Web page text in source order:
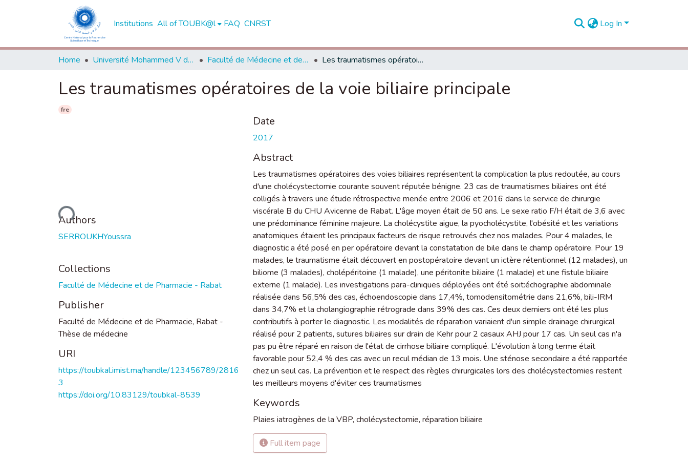
Institutions All of TOUBK@l FAQ CNRST Log In
Home Université Mohammed V de Rabat Faculté de Médecine et de Pharmacie - Rabat Les traumatismes opératoires de la voie biliaire principale
Les traumatismes opératoires de la voie biliaire principale
fre
Loading...
Authors
SERROUKHYoussra
Collections
Faculté de Médecine et de Pharmacie - Rabat
Publisher
Faculté de Médecine et de Pharmacie, Rabat -
Thèse de médecine
URI
https://toubkal.imist.ma/handle/123456789/2816
3
https://doi.org/10.83129/toubkal-8539
Date
2017
Abstract
Les traumatismes opératoires des voies biliaires représentent la complication la plus redoutée, au cours
d'une cholécystectomie courante souvent réputée bénigne. 23 cas de traumatismes biliaires ont été
colligés à travers une étude rétrospective menée entre 2006 et 2016 dans le service de chirurgie
viscérale B du CHU Avicenne de Rabat. L'âge moyen était de 50 ans. Le sexe ratio F/H était de 3,6 avec
une prédominance féminine majeure. La cholécystite aigue, la pyocholécystite, l'obésité et les variations
anatomiques étaient les principaux facteurs de risque retrouvés chez nos malades. Pour 4 malades, le
diagnostic a été posé en per opératoire devant la constatation de bile dans le champ opératoire. Pour 19
malades, le traumatisme était découvert en postopératoire devant un ictère rétentionnel (12 malades), un
biliome (3 malades), cholépéritoine (1 malade), une péritonite biliaire (1 malade) et une fistule biliaire
externe (1 malade). Les investigations para-cliniques déployées ont été soit:échographie abdominale
réalisée dans 56,5% des cas, échoendoscopie dans 17,4%, tomodensitométrie dans 21,6%, bili-IRM
dans 34,7% et la cholangiographie rétrograde dans 39% des cas. Ces deux derniers ont été les plus
contributifs à porter le diagnostic. Les modalités de réparation variaient d'un simple drainage chirurgical
réalisé pour 2 patients, sutures biliaires sur drain de Kehr pour 2 casaux AHJ pour 17 cas. Un seul cas n'a
pas pu être réparé en raison de l'état de cirrhose biliaire compliqué. L'évolution à long terme était
favorable pour 52,4 % des cas avec un recul médian de 13 mois. Une sténose secondaire a été rapportée
chez un seul cas. La prévention et le respect des règles chirurgicales lors des cholécystectomies restent
les meilleurs moyens d'éviter ces traumatismes
Keywords
Plaies iatrogènes de la VBP, cholécystectomie, réparation biliaire
Full item page